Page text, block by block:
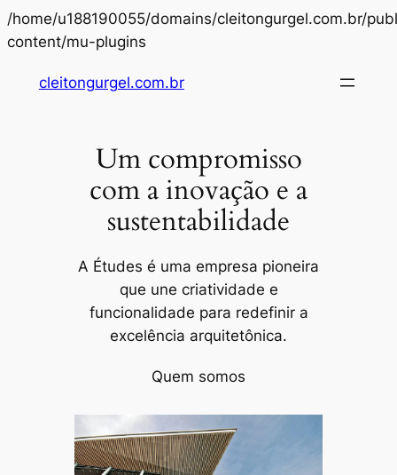
/home/u188190055/domains/cleitongurgel.com.br/
content/mu-plugins
o
cleitongurgel.com.br
Um compromisso
com a inovação e a
sustentabilidade
A Études é uma empresa pioneira
que une criatividade e
funcionalidade para redefinir a
excelência arquitetônica.
Quem somos